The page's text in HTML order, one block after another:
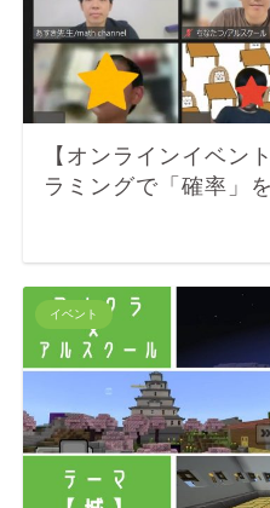
【オンラインイベン
ラミングで「確率」
イベント